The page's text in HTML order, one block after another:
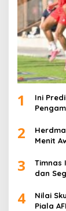
1
Ini
2
Menit
3
Timnas
dan
4
Nilai
Piala